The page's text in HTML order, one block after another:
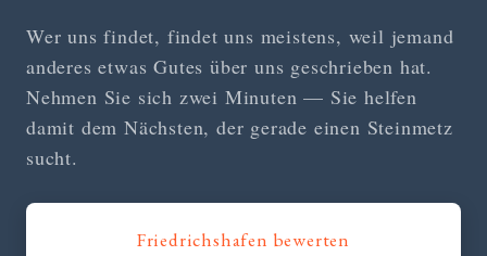
Wer uns findet, findet uns meistens, weil jemand
anderes etwas Gutes über uns geschrieben hat.
Nehmen Sie sich zwei Minuten — Sie helfen
damit dem Nächsten, der gerade einen Steinmetz
sucht.
Friedrichshafen bewerten